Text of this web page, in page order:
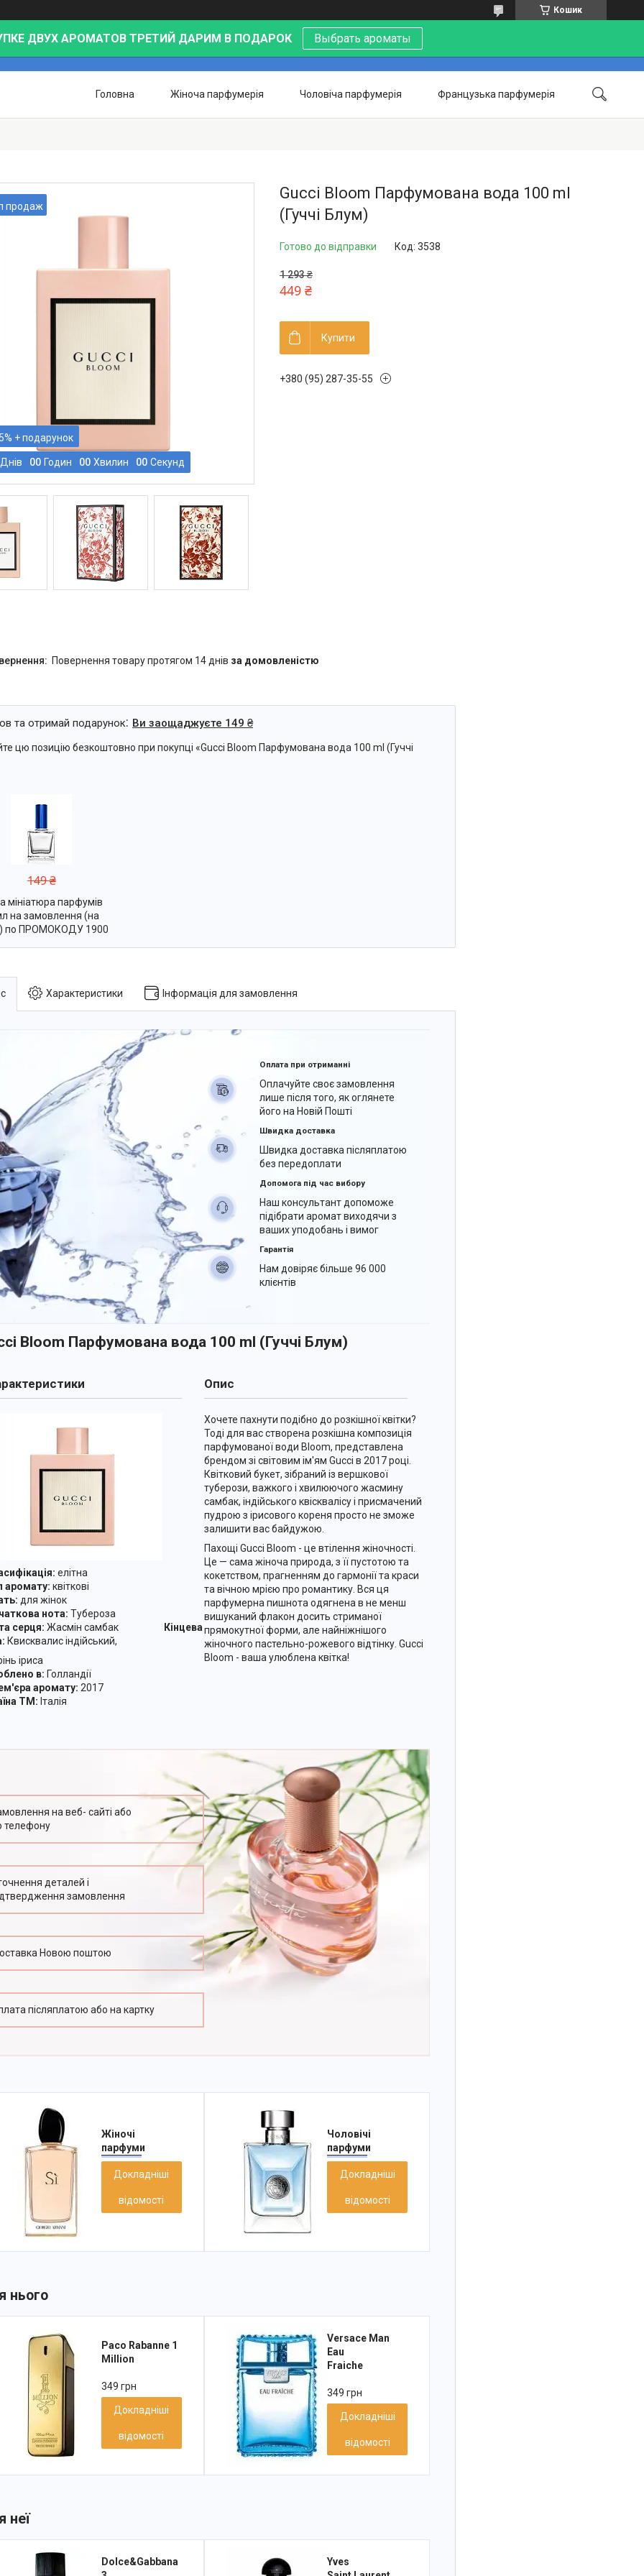
Кошик
ДВУХ АРОМАТОВ ТРЕТИЙ ДАРИМ В ПОДАРОК Выбрать ароматы
Головна Жіноча парфумерія Чоловіча парфумерія Французька парфумерія
продаж
Днів 00 Годин 00 Хвилин 00 Секунд
Gucci Bloom Парфумована вода 100 ml
(Гуччі Блум)
Готово до відправки Код: 3538
1 293 ₴
449 ₴
Купити
+380 (95) 287-35-55
повернення товару протягом 14 днів за домовленістю
та отримай подарунок Ви заощаджуєте 149 ₴
цю позицію безкоштовно при покупці «Gucci Bloom Парфумована вода 100 ml (Гуччі
149 ₴
мініатюра парфумів
на замовлення (на
по ПРОМОКОДУ 1900
Характеристики Інформація для замовлення
Оплата при отриманні
Оплачуйте своє замовлення
лише після того, як оглянете
його на Новій Пошті
Швидка доставка
Швидка доставка післяплатою
без передоплати
Допомога під час вибору
Наш консультант допоможе
підібрати аромат виходячи з
ваших уподобань і вимог
Гарантія
Нам довіряє більше 96 000
клієнтів
Bloom Парфумована вода 100 ml (Гуччі Блум)
елітна
квіткові
для жінок
нота: Тубероза
серця: Жасмін самбак
Кінцева
Квисквалис індійський,
іриса
в: Голландії
аромату: 2017
ТМ: Італія
Опис
Хочете пахнути подібно до розкішної квітки?
Тоді для вас створена розкішна композиція
парфумованої води Bloom, представлена
брендом зі світовим ім'ям Gucci в 2017 році.
Квітковий букет, зібраний із вершкової
туберози, важкого і хвилюючого жасмину
самбак, індійського квісквалісу і присмачений
пудрою з ірисового кореня просто не зможе
залишити вас байдужою.
Пахощі Gucci Bloom - це втілення жіночності.
Це — сама жіноча природа, з її пустотою та
кокетством, прагненням до гармонії та краси
та вічною мрією про романтику. Вся ця
парфумерна пишнота одягнена в не менш
вишуканий флакон досить стриманої
прямокутної форми, але найніжнішого
жіночного пастельно-рожевого відтінку. Gucci
Bloom - ваша улюблена квітка!
на веб- сайті або
телефону
деталей і
замовлення
Новою поштою
післяплатою або на картку
Жіночі
парфуми
Докладніші
відомості
Чоловічі
парфуми
Докладніші
відомості
нього
Paco Rabanne 1
Million
349 грн
Докладніші
відомості
Versace Man
Eau
Fraiche
349 грн
Докладніші
відомості
неї
Dolce&Gabbana
Yves